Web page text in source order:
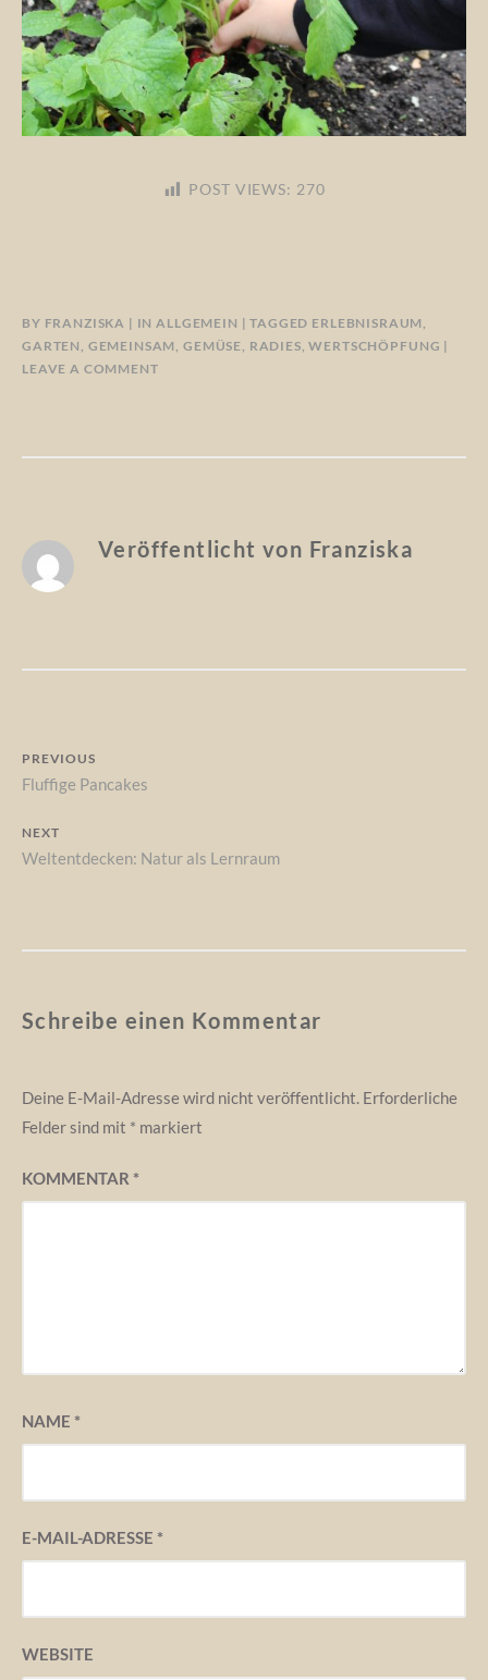
POST VIEWS: 270
BY FRANZISKA INALLGEMEIN TAGGED ERLEBNISRAUM,
GARTEN, GEMEINSAM, GEMÜSE, RADIES,WERTSCHÖPFUNG
LEAVE A COMMENT
Veröffentlicht von Franziska
Beitragsnavigation
PREVIOUS
Previous
Fluffige Pancakes
NEXT
Next
Weltentdecken: Natur als Lernraum
Schreibe einen Kommentar
Deine E-Mail-Adresse wird nicht veröffentlicht. Erforderliche
Felder sind mit * markiert
KOMMENTAR *
NAME *
E-MAIL-ADRESSE *
WEBSITE